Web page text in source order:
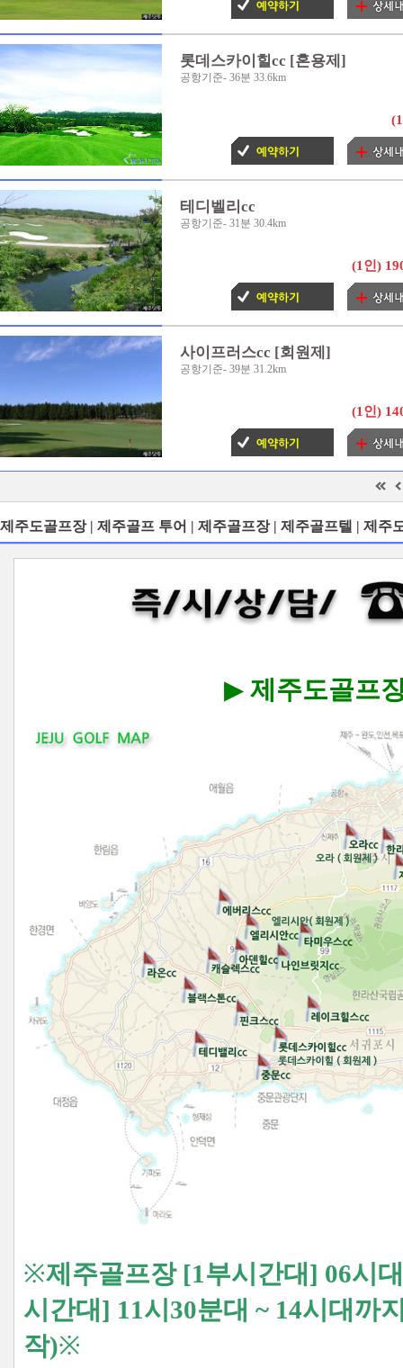
롯데스카이힐cc [혼용제]
공항기준- 36분 33.6km
테디벨리cc
공항기준- 31분 30.4km
(1인)
사이프러스cc [회원제]
공항기준- 39분 31.2km
(1인)
제주도골프장 | 제주골프 투어 | 제주골프장 | 제주골프텔 | 제
▶ 제주도골프
※제주골프장 [1부시간대] 06시
시간대] 11시30분대 ~ 14시대까
작)※